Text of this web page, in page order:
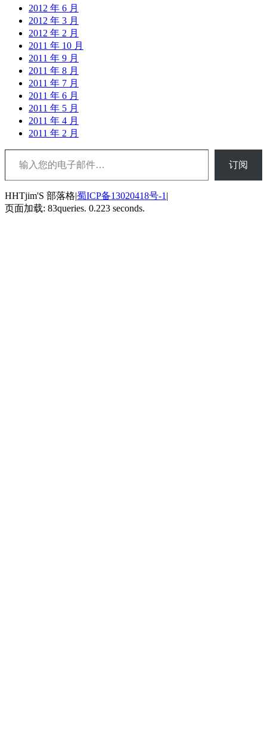
2012 年 6 月
2012 年 3 月
2012 年 2 月
2011 年 10 月
2011 年 9 月
2011 年 8 月
2011 年 7 月
2011 年 6 月
2011 年 5 月
2011 年 4 月
2011 年 2 月
输入您的电子邮件…
订阅
HHTjim'S 部落格|蜀ICP备13020418号-1 |
页面加载: 83queries. 0.223 seconds.